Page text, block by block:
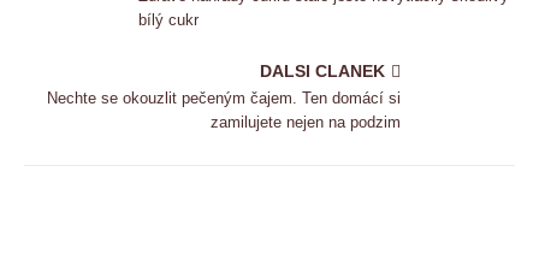
bílý cukr
DALSI CLANEK
Nechte se okouzlit pečeným čajem. Ten domácí si
zamilujete nejen na podzim